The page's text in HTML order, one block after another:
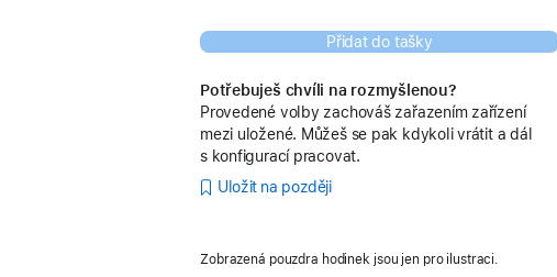
Přidat do tašky
Potřebuješ chvíli na rozmyšlenou?
Provedené volby zachováš zařazením zařízení
mezi uložené. Můžeš se pak kdykoli vrátit a dál
s konfigurací pracovat.
Uložit na později
Zobrazená pouzdra hodinek jsou jen pro ilustraci.